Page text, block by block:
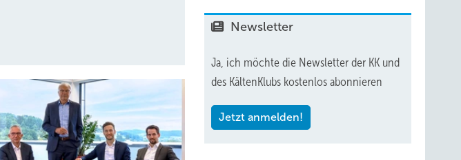
Newsletter
Ja, ich möchte die Newsletter der KK und
des KältenKlubs kostenlos abonnieren
Jetzt anmelden!